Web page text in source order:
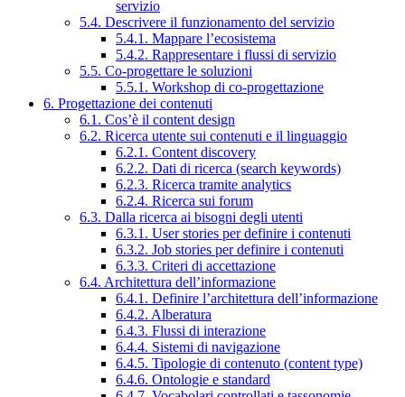
servizio
5.4. Descrivere il funzionamento del servizio
5.4.1. Mappare l’ecosistema
5.4.2. Rappresentare i flussi di servizio
5.5. Co-progettare le soluzioni
5.5.1. Workshop di co-progettazione
6. Progettazione dei contenuti
6.1. Cos’è il content design
6.2. Ricerca utente sui contenuti e il linguaggio
6.2.1. Content discovery
6.2.2. Dati di ricerca (search keywords)
6.2.3. Ricerca tramite analytics
6.2.4. Ricerca sui forum
6.3. Dalla ricerca ai bisogni degli utenti
6.3.1. User stories per definire i contenuti
6.3.2. Job stories per definire i contenuti
6.3.3. Criteri di accettazione
6.4. Architettura dell’informazione
6.4.1. Definire l’architettura dell’informazione
6.4.2. Alberatura
6.4.3. Flussi di interazione
6.4.4. Sistemi di navigazione
6.4.5. Tipologie di contenuto (content type)
6.4.6. Ontologie e standard